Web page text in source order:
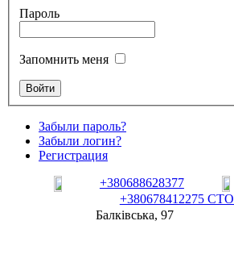
Пароль
Запомнить меня
Забыли пароль?
Забыли логин?
Регистрация
+380688628377
+380678412275 СТО
Балківська, 97